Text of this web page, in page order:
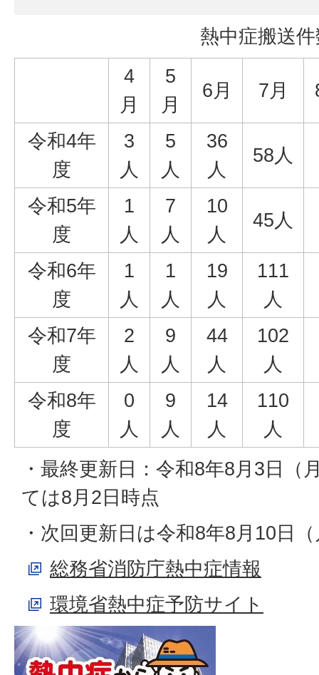
熱中症搬送
4
月
5
月
6月 7月
令和4年
度
3
人
5
人
36
人
58人
令和5年
度
1
人
7
人
10
人
45人
令和6年
度
1
人
1
人
19
人
111
人
令和7年
度
2
人
9
人
44
人
102
人
令和8年
度
0
人
9
人
14
人
110
人
・最終更新日：令和8年8月3日
ては8月2日時点
・次回更新日は令和8年8月10日
総務省消防庁熱中症情報
環境省熱中症予防サイト